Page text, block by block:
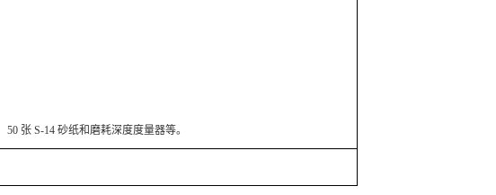
张 S-14 砂纸和磨耗深度度量器等。